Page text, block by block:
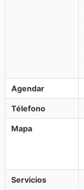
Agendar
Télefono
Mapa
Servicios